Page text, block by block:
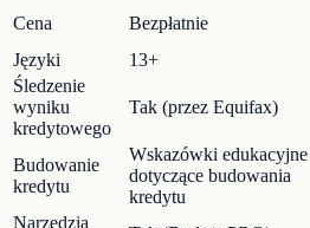
Cena Bezpłatnie
Języki
13+
Śledzenie
wyniku
kredytowego
Tak (przez Equifax)
Budowanie
kredytu
Wskazówki edukacyjne
dotyczące budowania
kredytu
Narzędzia